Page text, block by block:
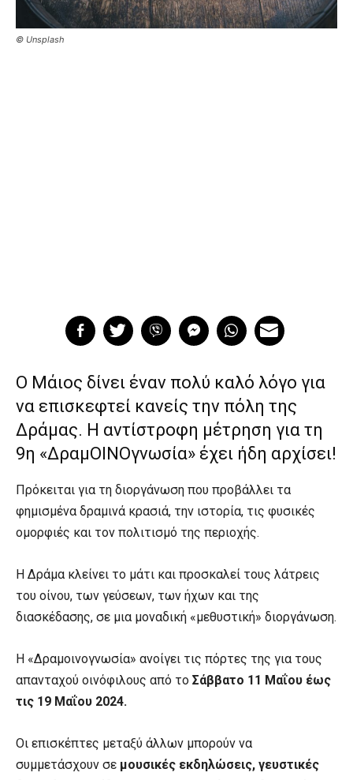
© Unsplash
Ο Μάιος δίνει έναν πολύ καλό λόγο για
να επισκεφτεί κανείς την πόλη της
Δράμας. Η αντίστροφη μέτρηση για τη
9η «ΔραμΟΙΝΟγνωσία» έχει ήδη αρχίσει!
Πρόκειται για τη διοργάνωση που προβάλλει τα
φημισμένα δραμινά κρασιά, την ιστορία, τις φυσικές
ομορφιές και τον πολιτισμό της περιοχής.
Η Δράμα κλείνει το μάτι και προσκαλεί τους λάτρεις
του οίνου, των γεύσεων, των ήχων και της
διασκέδασης, σε μια μοναδική «μεθυστική» διοργάνωση.
Η «Δραμοινογνωσία» ανοίγει τις πόρτες της για τους
απανταχού οινόφιλους από το Σάββατο 11 Μαΐου έως
τις 19 Μαΐου 2024.
Οι επισκέπτες μεταξύ άλλων μπορούν να
συμμετάσχουν σε μουσικές εκδηλώσεις, γευστικές